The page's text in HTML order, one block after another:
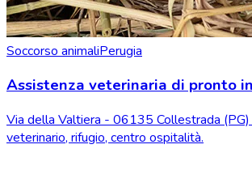
Soccorso animaliPerugia
Assistenza veterinaria di pronto
Via della Valtiera - 06135 Collestrada (PG)
veterinario, rifugio, centro ospitalità.